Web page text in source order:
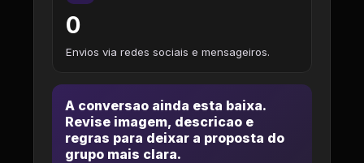
0
Envios via redes sociais e mensageiros.
A conversao ainda esta baixa.
Revise imagem, descricao e
regras para deixar a proposta do
grupo mais clara.